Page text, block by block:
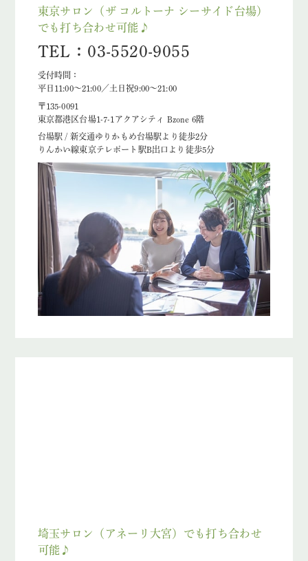
東京サロン（ザ コルトーナ シーサイド台場）
でも打ち合わせ可能♪
TEL：03-5520-9055
受付時間：
平日11:00～21:00／土日祝9:00～21:00
〒135-0091
東京都港区台場1-7-1アクアシティ Bzone 6階
台場駅 / 新交通ゆりかもめ台場駅より徒歩2分
りんかい線東京テレポート駅B出口より徒歩5分
埼玉サロン（アネーリ大宮）でも打ち合わせ
可能♪